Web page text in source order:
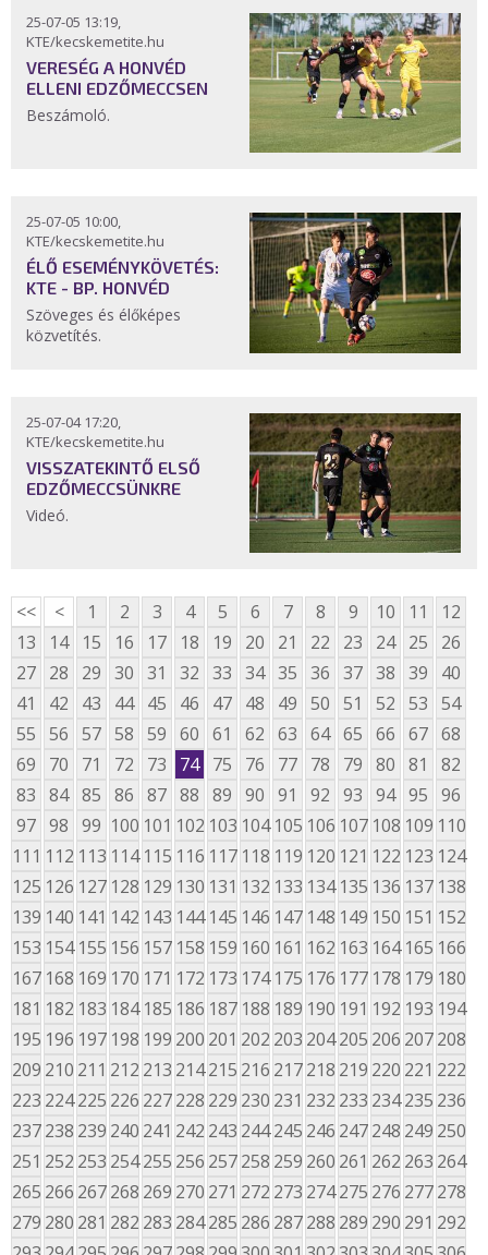
25-07-05 13:19,
KTE/kecskemetite.hu
VERESÉG A HONVÉD
ELLENI EDZŐMECCSEN
Beszámoló.
25-07-05 10:00,
KTE/kecskemetite.hu
ÉLŐ ESEMÉNYKÖVETÉS:
KTE - BP. HONVÉD
Szöveges és élőképes
közvetítés.
25-07-04 17:20,
KTE/kecskemetite.hu
VISSZATEKINTŐ ELSŐ
EDZŐMECCSÜNKRE
Videó.
<< < 1 2 3 4 5 6 7 8 9 10 11
12
13
14 15 16 17 18 19 20 21 22 23 24 25
26
27 28 29 30 31 32 33 34 35 36 37 38 39
40
41
42 43 44 45 46 47 48 49 50 51 52 53 54
55 56 57 58 59 60 61 62 63 64 65 66 67 68
69
70 71 72 73 74 75 76 77 78 79 80 81
82
83 84 85 86 87 88 89 90 91 92 93 94 95 96
97 98 99 100 101 102 103 104 105 106 107 108 109 110
111 112 113 114 115 116 117 118 119 120 121 122 123 124
125 126 127 128 129 130 131 132 133 134 135 136 137 138
139 140 141 142 143 144 145 146 147 148 149 150 151 152
153 154 155 156 157 158 159 160 161 162 163 164 165 166
167 168 169 170 171 172 173 174 175 176 177 178 179 180
181 182 183 184 185 186 187 188 189 190 191 192 193 194
195 196 197 198 199 200 201 202 203 204205 206 207208
209 210 211 212 213 214215 216 217218 219 220 221 222
223 224225 226 227228 229 230 231 232 233 234235 236
237238 239 240 241 242 243 244245 246 247248 249 250
251 252 253 254255 256 257258 259 260 261 262 263 264
265 266 267268 269 270 271 272 273 274275 276 277278
279 280 281 282 283 284285 286 287288 289 290 291 292